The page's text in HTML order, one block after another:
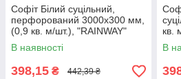
Софіт Білий суцільний,
перфорований 3000х300 мм,
(0,9 кв. м/шт.), "RAINWAY"
Україна.
В наявності
398,15 ₴ 442,39 ₴
кв.
В